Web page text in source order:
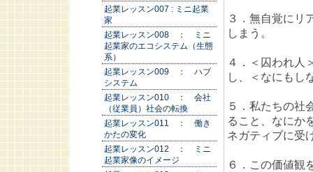
３．無自覚にリ
しまう。
４．＜囚われ人
し、＜なにもし
５．私たちの社
ること、なにか
ネガティブに受
６．この価値観
起業レッスン007 : ミニ起業
家
起業レッスン008 ： ミニ
起業家のエコシステム（生態
系）
起業レッスン009 ： ハブ
システム
起業レッスン010 ： 会社
（従業員）社会の転換
起業レッスン011 ： 働き
かたの変化
起業レッスン012 ： ミニ
起業家像のイメージ